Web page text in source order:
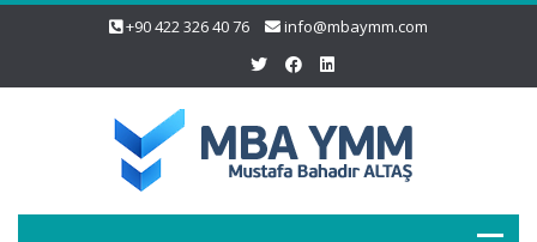
+90 422 326 40 76 info@mbaymm.com